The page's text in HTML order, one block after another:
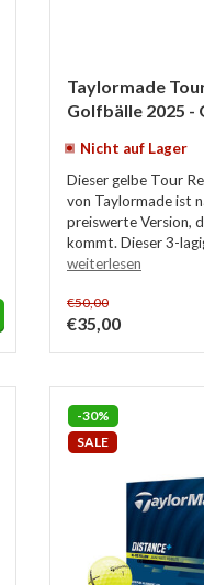
Taylormade
Golfbälle 2025 -
Nicht auf Lager
Dieser gelbe Tour
von Taylormade ist
preiswerte Version,
kommt. Dieser 3-
weiterlesen
€50,00
€35,00
-30%
SALE